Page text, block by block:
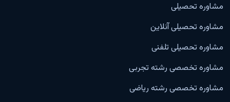
مشاوره تحصیلی
مشاوره تحصیلی آنلاین
مشاوره تحصیلی تلفنی
مشاوره تخصصی رشته تجربی
مشاوره تخصصی رشته ریاضی